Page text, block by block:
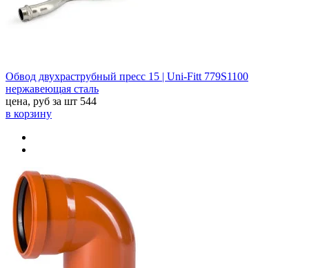
Обвод двухраструбный пресс 15 | Uni-Fitt 779S1100
нержавеющая сталь
цена, руб за шт 544
в корзину